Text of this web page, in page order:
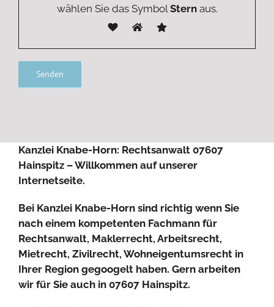
wählen Sie das Symbol Sternaus.
Kanzlei Knabe-Horn: Rechtsanwalt 07607
Hainspitz – Willkommen auf unserer
Internetseite.
Bei Kanzlei Knabe-Horn sind richtig wenn Sie
nach einem kompetenten Fachmann für
Rechtsanwalt, Maklerrecht, Arbeitsrecht,
Mietrecht, Zivilrecht, Wohneigentumsrecht in
Ihrer Region gegoogelt haben. Gern arbeiten
wir für Sie auch in 07607 Hainspitz.